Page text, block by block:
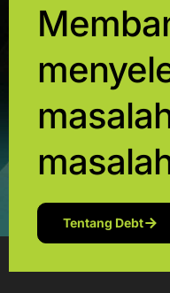
Tentang Debt